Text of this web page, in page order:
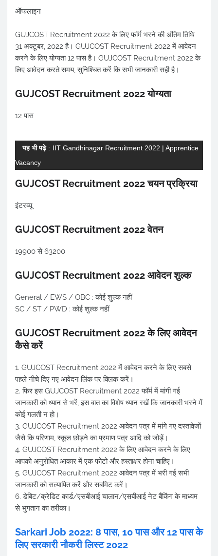
ऑफलाइन
GUJCOST Recruitment 2022 के लिए फॉर्म भरने की अंतिम तिथि
31 अक्टूबर, 2022 है। GUJCOST Recruitment 2022 में आवेदन
करने के लिए योग्यता 12 पास है। GUJCOST Recruitment 2022 के
लिए आवेदन करते समय, सुनिश्चित करें कि सभी जानकारी सही है।
GUJCOST Recruitment 2022 योग्यता
12 पास
यह भी पढ़े: IIT Gandhinagar Recruitment 2022 | Apprentice
Vacancy
GUJCOST Recruitment 2022 चयन प्रक्रिया
इंटरव्यू
GUJCOST Recruitment 2022 वेतन
19900 से 63200
GUJCOST Recruitment 2022 आवेदन शुल्क
General / EWS / OBC : कोई शुल्क नहीं
SC / ST / PWD : कोई शुल्क नहीं
GUJCOST Recruitment 2022 के लिए आवेदन
कैसे करें
1. GUJCOST Recruitment 2022 में आवेदन करने के लिए सबसे
पहले नीचे दिए गए आवेदन लिंक पर क्लिक करें।
2. फिर इस GUJCOST Recruitment 2022 फॉर्म में मांगी गई
जानकारी को ध्यान से भरें, इस बात का विशेष ध्यान रखें कि जानकारी भरने में
कोई गलती न हो।
3. GUJCOST Recruitment 2022 आवेदन पत्र में मांगे गए दस्तावेजों
जैसे कि परिणाम, स्कूल छोड़ने का प्रमाण पत्र आदि को जोड़ें।
4. GUJCOST Recruitment 2022 के लिए आवेदन करने के लिए
आपको अनुरोधित आकार में एक फोटो और हस्ताक्षर होना चाहिए।
5. GUJCOST Recruitment 2022 आवेदन पत्र में भरी गई सभी
जानकारी को सत्यापित करें और सबमिट करें।
6. डेबिट/क्रेडिट कार्ड/एसबीआई चालान/एसबीआई नेट बैंकिंग के माध्यम
से भुगतान का तरीका।
Sarkari Job 2022: 8 पास, 10 पास और 12 पास के
लिए सरकारी नौकरी लिस्ट 2022